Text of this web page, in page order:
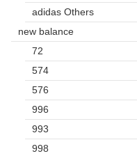
adidas Others
new balance
72
574
576
996
993
998